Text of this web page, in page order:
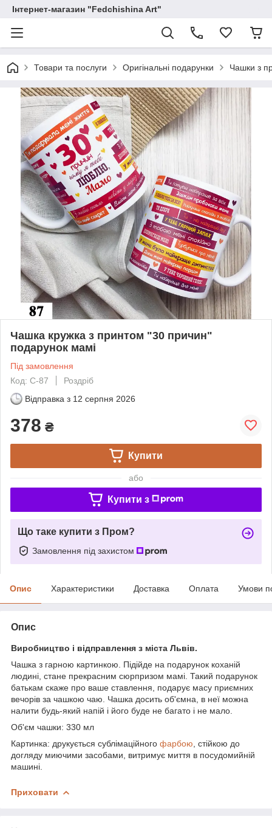
Інтернет-магазин "Fedchishina Art"
Товари та послуги Оригінальні подарунки Чашки з
Чашка кружка з принтом "30 причин"
подарунок мамі
Під замовлення
Код: С-87
Роздріб
Відправка з 12 серпня 2026
378 ₴
Купити
або
Купити з
Що таке купити з Пром?
Замовлення під захистом
Опис Характеристики Доставка Оплата Умови
Опис
Виробництво і відправлення з міста Львів.
Чашка з гарною картинкою. Підійде на подарунок коханій
людині, стане прекрасним сюрпризом мамі. Такий подарунок
батькам скаже про ваше ставлення, подарує масу приємних
вечорів за чашкою чаю. Чашка досить об'ємна, в неї можна
налити будь-який напій і його буде не багато і не мало.
Об'єм чашки: 330 мл
Картинка: друкується сублімаційного фарбою , стійкою до
догляду миючими засобами, витримує миття в посудомийній
машині.
Приховати